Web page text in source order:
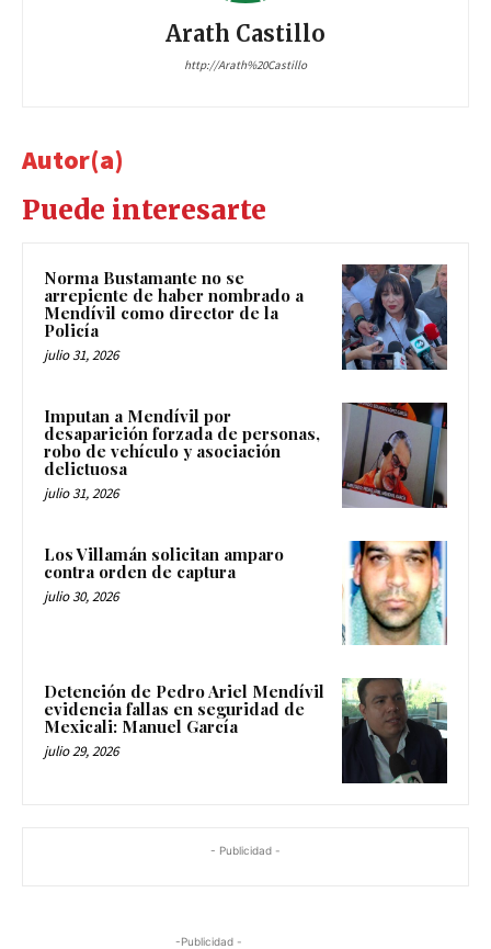
Arath Castillo
http://Arath%20Castillo
Autor(a)
Puede interesarte
Norma Bustamante no se
arrepiente de haber nombrado a
Mendívil como director de la
Policía
julio 31, 2026
Imputan a Mendívil por
desaparición forzada de personas,
robo de vehículo y asociación
delictuosa
julio 31, 2026
Los Villamán solicitan amparo
contra orden de captura
julio 30, 2026
Detención de Pedro Ariel Mendívil
evidencia fallas en seguridad de
Mexicali: Manuel García
julio 29, 2026
- Publicidad -
-Publicidad -